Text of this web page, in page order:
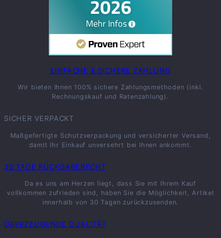
EINFACHE & SICHERE ZAHLUNG
Wir bieten Ihnen 100% sichere Zahlungsmethoden (inkl.
Rechnungskauf und Ratenzahlung).
SICHER VERPACKT
Maßgefertigte Schutzverpackung und versicherter Versand,
damit Ihr Einkauf unversehrt bei Ihnen ankommt.
30 TAGE RÜCKGABERECHT
Da es uns am Herzen liegt, dass Sie mit Ihrem Kauf
vollkommen zufrieden sind, haben Sie die Möglichkeit, Artikel
innerhalb von 30 Tagen zurückzusenden.
ÜBERZEUGENDE QUALITÄT